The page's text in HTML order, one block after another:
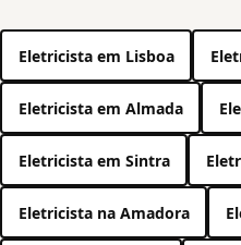
Eletricista em Lisboa
Eletricista em Almada
Eletricista em Sintra
Eletricista na Amadora